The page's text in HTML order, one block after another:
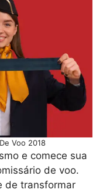
Voo 2018
e comece sua
de voo.
de transformar